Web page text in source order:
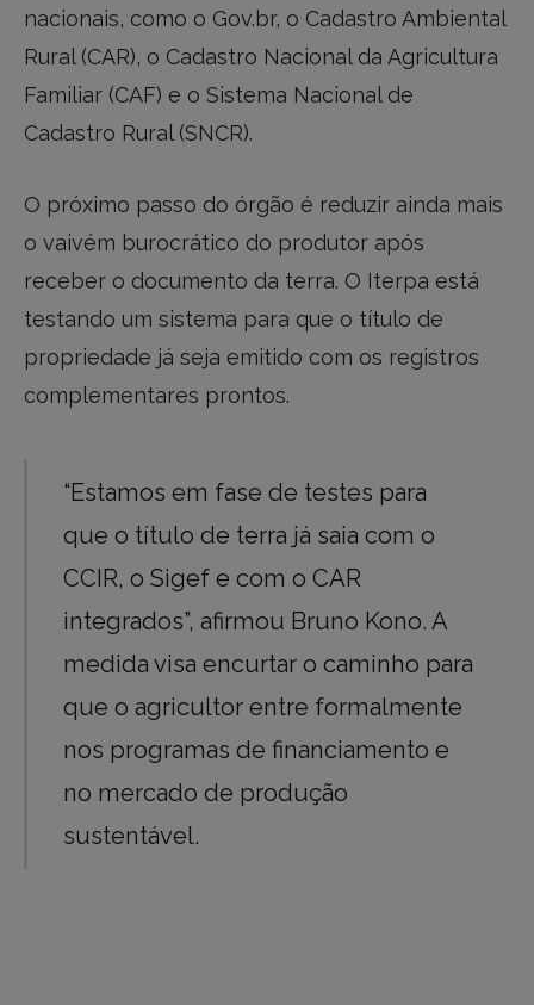
nacionais, como o Gov.br, o Cadastro Ambiental
Rural (CAR), o Cadastro Nacional da Agricultura
Familiar (CAF) e o Sistema Nacional de
Cadastro Rural (SNCR).
O próximo passo do órgão é reduzir ainda mais
o vaivém burocrático do produtor após
receber o documento da terra. O Iterpa está
testando um sistema para que o título de
propriedade já seja emitido com os registros
complementares prontos.
“Estamos em fase de testes para
que o título de terra já saia com o
CCIR, o Sigef e com o CAR
integrados”, afirmou Bruno Kono. A
medida visa encurtar o caminho para
que o agricultor entre formalmente
nos programas de financiamento e
no mercado de produção
sustentável.